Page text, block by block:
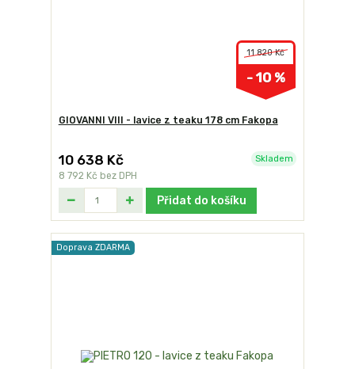
11 820 Kč
- 10 %
GIOVANNI VIII - lavice z teaku 178 cm Fakopa
10 638 Kč
8 792 Kč bez DPH
Skladem
Přidat do košíku
Doprava ZDARMA